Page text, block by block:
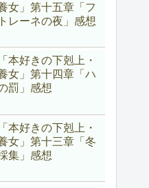
女」第十五章「フ
レーネの夜」感想
本好きの下剋上・
女」第十四章「ハ
罰」感想
本好きの下剋上・
女」第十三章「冬
集」感想